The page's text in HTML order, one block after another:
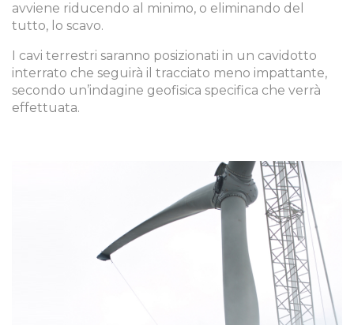
avviene riducendo al minimo, o eliminando del
tutto, lo scavo.
I cavi terrestri saranno posizionati in un cavidotto
interrato che seguirà il tracciato meno impattante,
secondo un’indagine geofisica specifica che verrà
effettuata.